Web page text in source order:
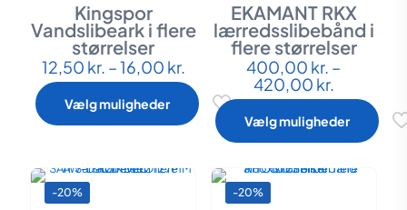
Kingspor
Vandslibeark i flere
størrelser
Dette
vare
har
kan
12,50 kr. –16,00 kr. Prisinterval:
12,50 kr.
til
16,00 kr.
Vælg muligheder
EKAMANT RKX
lærredsslibebånd i
flere størrelser
Dette
vare
har
flere
kan
400,00 kr. –
420,00 kr.
400,00
til
420,00
Vælg muligheder
-20% -20%